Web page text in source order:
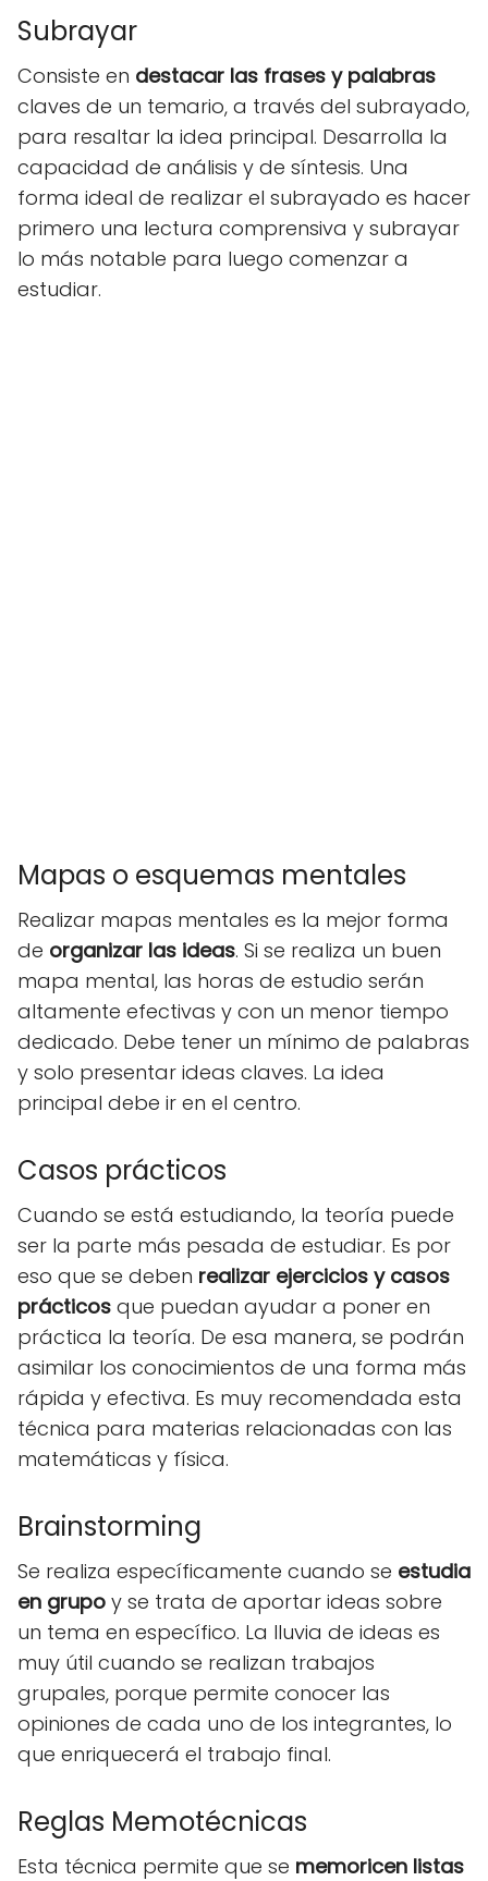
Subrayar
Consiste en destacar las frases y palabras
claves de un temario, a través del subrayado,
para resaltar la idea principal. Desarrolla la
capacidad de análisis y de síntesis. Una
forma ideal de realizar el subrayado es hacer
primero una lectura comprensiva y subrayar
lo más notable para luego comenzar a
estudiar.
Mapas o esquemas mentales
Realizar mapas mentales es la mejor forma
de organizar las ideas. Si se realiza un buen
mapa mental, las horas de estudio serán
altamente efectivas y con un menor tiempo
dedicado. Debe tener un mínimo de palabras
y solo presentar ideas claves. La idea
principal debe ir en el centro.
Casos prácticos
Cuando se está estudiando, la teoría puede
ser la parte más pesada de estudiar. Es por
eso que se deben realizar ejercicios y casos
prácticos que puedan ayudar a poner en
práctica la teoría. De esa manera, se podrán
asimilar los conocimientos de una forma más
rápida y efectiva. Es muy recomendada esta
técnica para materias relacionadas con las
matemáticas y física.
Brainstorming
Se realiza específicamente cuando se estudia
en grupo y se trata de aportar ideas sobre
un tema en específico. La lluvia de ideas es
muy útil cuando se realizan trabajos
grupales, porque permite conocer las
opiniones de cada uno de los integrantes, lo
que enriquecerá el trabajo final.
Reglas Memotécnicas
Esta técnica permite que se memoricen listas